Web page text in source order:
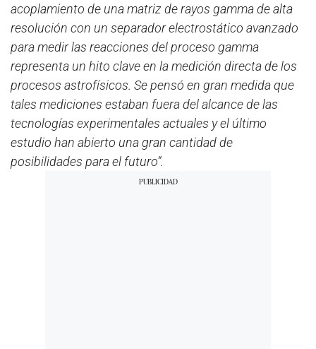
acoplamiento de una matriz de rayos gamma de alta
resolución con un separador electrostático avanzado
para medir las reacciones del proceso gamma
representa un hito clave en la medición directa de los
procesos astrofísicos. Se pensó en gran medida que
tales mediciones estaban fuera del alcance de las
tecnologías experimentales actuales y el último
estudio han abierto una gran cantidad de
posibilidades para el futuro”.